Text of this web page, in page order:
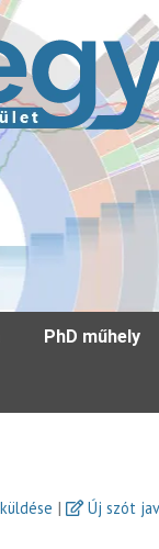
PhD műhely
| Új szót